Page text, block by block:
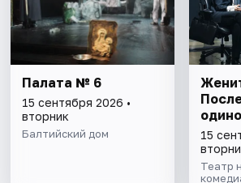
Палата № 6
15 сентября 2026 •
вторник
Балтийский дом
15
Театр